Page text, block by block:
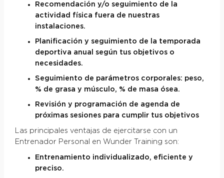
Recomendación y/o seguimiento de la
actividad física fuera de nuestras
instalaciones.
Planificación y seguimiento de la temporada
deportiva anual según tus objetivos o
necesidades.
Seguimiento de parámetros corporales: peso,
% de grasa y músculo, % de masa ósea.
Revisión y programación de agenda de
próximas sesiones para cumplir tus objetivos
Las principales ventajas de ejercitarse con un
Entrenador Personal en Wunder Training son:
Entrenamiento individualizado, eficiente y
preciso.